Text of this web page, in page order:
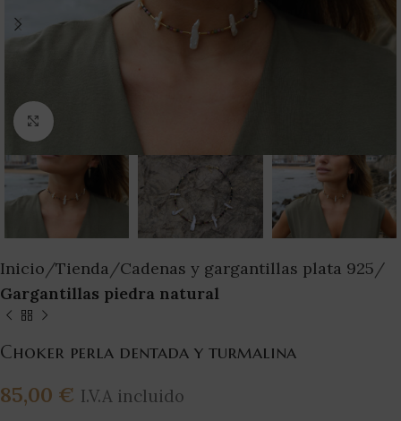
Clic para ampliar
Inicio Tienda
Cadenas y gargantillas plata 925
Gargantillas piedra natural
Choker perla dentada y turmalina
85,00 € I.V.A incluido